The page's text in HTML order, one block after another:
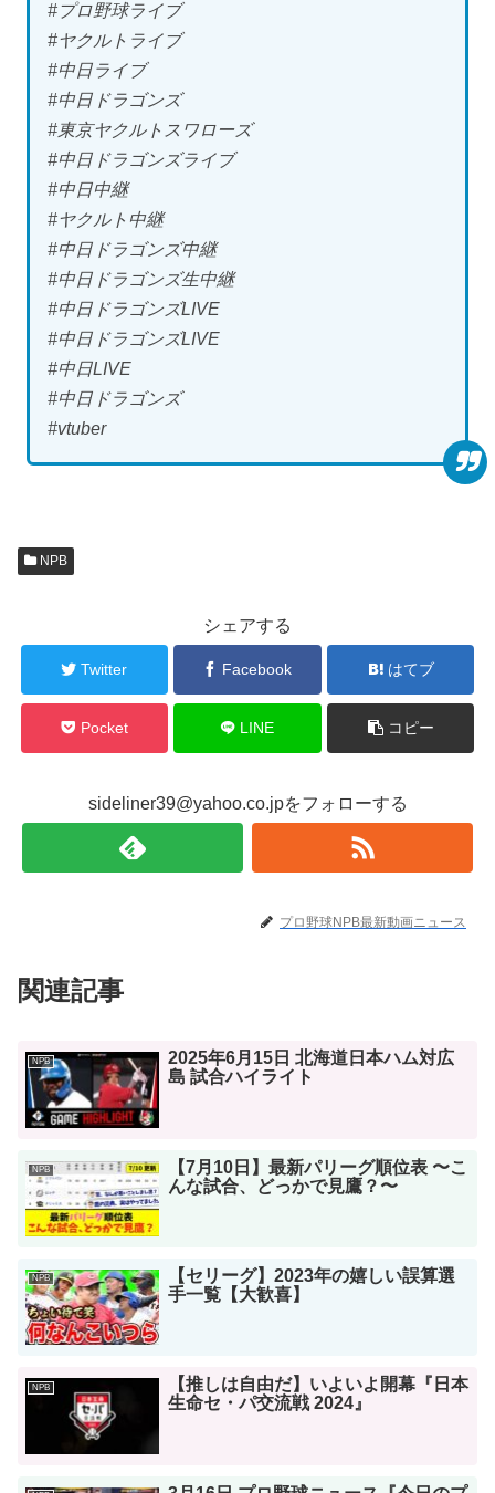
#プロ野球ライブ
#ヤクルトライブ
#中日ライブ
#中日ドラゴンズ
#東京ヤクルトスワローズ
#中日ドラゴンズライブ
#中日中継
#ヤクルト中継
#中日ドラゴンズ中継
#中日ドラゴンズ生中継
#中日ドラゴンズLIVE
#中日ドラゴンズLIVE
#中日LIVE
#中日ドラゴンズ
#vtuber
NPB
シェアする
Twitter Facebook はてブ
Pocket LINE コピー
sideliner39@yahoo.co.jpをフォローする
プロ野球NPB最新動画ニュース
関連記事
NPB
2025年6月15日 北海道日本ハム対広
島 試合ハイライト
NPB
【7月10日】最新パリーグ順位表 〜こ
んな試合、どっかで見鷹？〜
NPB
【セリーグ】2023年の嬉しい誤算選
手一覧【大歓喜】
NPB
【推しは自由だ】いよいよ開幕『日本
生命セ・パ交流戦 2024』